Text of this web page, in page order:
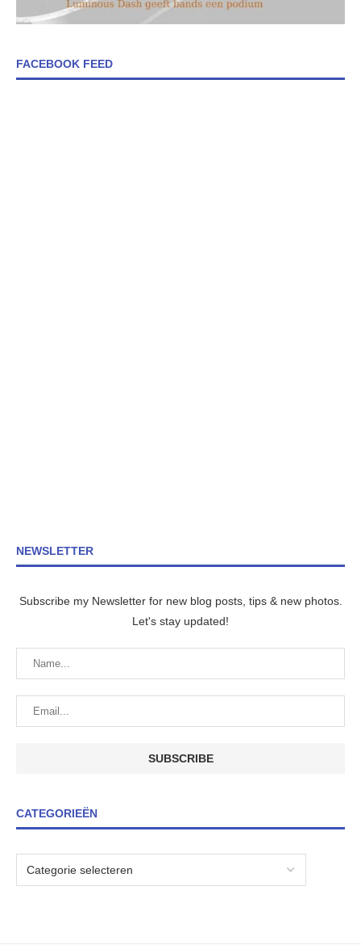
FACEBOOK FEED
NEWSLETTER
Subscribe my Newsletter for new blog posts, tips & new photos.
Let's stay updated!
CATEGORIEËN